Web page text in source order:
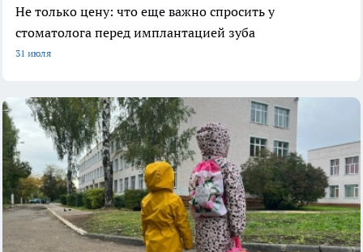
Не только цену: что еще важно спросить у
стоматолога перед имплантацией зуба
31 июля